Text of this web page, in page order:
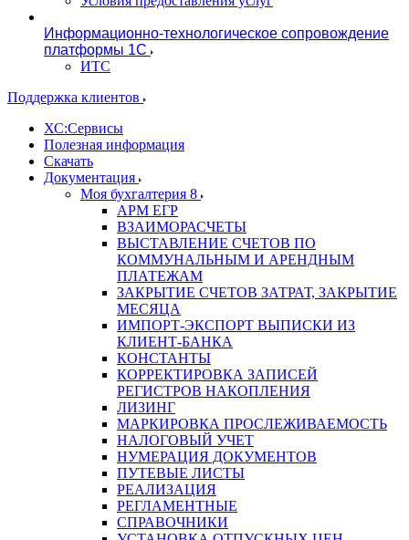
Информационно-технологическое сопровождение
платформы 1С
ИТС
Поддержка клиентов
ХС:Сервисы
Полезная информация
Скачать
Документация
Моя бухгалтерия 8
АРМ ЕГР
ВЗАИМОРАСЧЕТЫ
ВЫСТАВЛЕНИЕ СЧЕТОВ ПО
КОММУНАЛЬНЫМ И АРЕНДНЫМ
ПЛАТЕЖАМ
ЗАКРЫТИЕ СЧЕТОВ ЗАТРАТ, ЗАКРЫТИЕ
МЕСЯЦА
ИМПОРТ-ЭКСПОРТ ВЫПИСКИ ИЗ
КЛИЕНТ-БАНКА
КОНСТАНТЫ
КОРРЕКТИРОВКА ЗАПИСЕЙ
РЕГИСТРОВ НАКОПЛЕНИЯ
ЛИЗИНГ
МАРКИРОВКА ПРОСЛЕЖИВАЕМОСТЬ
НАЛОГОВЫЙ УЧЕТ
НУМЕРАЦИЯ ДОКУМЕНТОВ
ПУТЕВЫЕ ЛИСТЫ
РЕАЛИЗАЦИЯ
РЕГЛАМЕНТНЫЕ
СПРАВОЧНИКИ